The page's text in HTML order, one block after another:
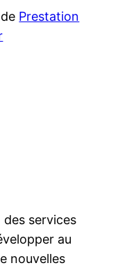
Prestation
des services
au
nouvelles